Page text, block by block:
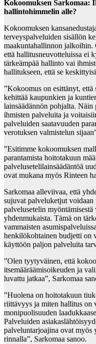
Kokoomuksen Sarkomaa:
hallintohimmelin alle?
Kokoomuksen
terveyspalveluiden sisällön
maakuntahallinnon jalkoihin.
että hallitusneuvotteluissa ei
tärkeämpää hallinto vai
hallitukseen, että se
”Kokoomus on esittänyt,
kehittää kaupunkien ja
lainsäädännön pohjalta. Näin
ihmisten palveluita ja
palveluiden saatavuuden
verotuksen valmistelun
”Esitimme kokoomuksen
parantamista hoitotakuun
palvelusetelilainsäädäntöä
ovat mukana myös Rinteen
Sarkomaa alleviivaa, että
sujuvat palveluketjut voidaan
palvelusetelin
yhdenmukaista. Tämä on
vammaisten
henkilökohtainen budjetti on
käyttöön paljon palveluita
”Olen tyytyväinen, että
itsemääräämisoikeuden ja
luvattu jatkaa”, Sarkomaa
”Huolena on hoitotakuun
riittävyys ja miten hallitus on
monipuolisuuden
Palveluiden
palveluntarjoajina ovat
rinnalla”, Sarkomaa sanoo.